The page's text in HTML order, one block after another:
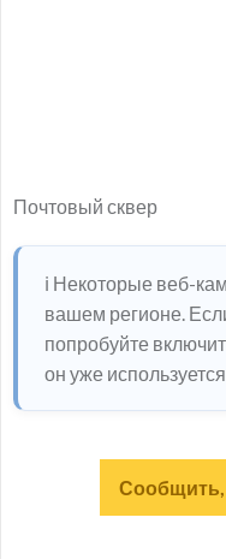
Почтовый сквер
ℹ️ Некоторые веб-
вашем регионе.
попробуйте
он уже
Сообщить,